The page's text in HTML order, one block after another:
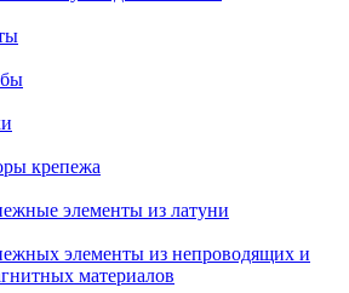
крепежа
элементы из латуни
элементы из непроводящих и
материалов